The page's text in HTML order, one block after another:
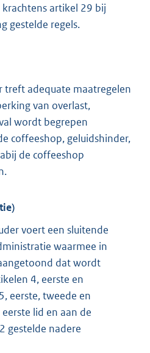
artikel 29 bij
gestelde regels.
treft adequate maatregelen
van overlast,
wordt begrepen
coffeeshop, geluidshinder,
de coffeeshop
voert een sluitende
waarmee in
dat wordt
4, eerste en
eerste, tweede en
lid en aan de
gestelde nadere